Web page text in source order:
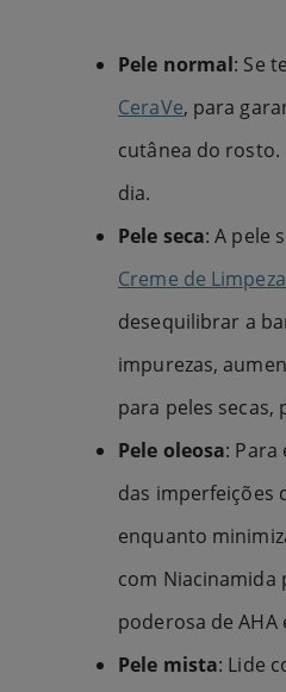
Pele normal: Se
CeraVe, para
cutânea do rosto.
dia.
Pele seca: A pele
Creme de
desequilibrar a
impurezas,
para peles
Pele oleosa:
das imperfeições
enquanto
com Niacinamida
poderosa de
Pele mista: Lide